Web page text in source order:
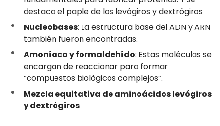
destaca el paple de los levógiros y dextrógiros
Nucleobases: La estructura base del ADN y ARN
también fueron encontradas.
Amoníaco y formaldehído: Estas moléculas se
encargan de reaccionar para formar
“compuestos biológicos complejos”.
Mezcla equitativa de aminoácidos levógiros
y dextrógiros